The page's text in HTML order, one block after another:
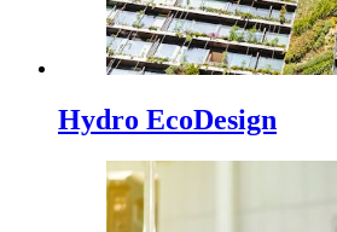
Hydro EcoDesign